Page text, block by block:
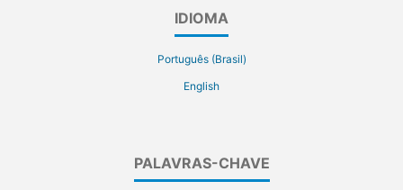
IDIOMA
Português (Brasil)
English
PALAVRAS-CHAVE